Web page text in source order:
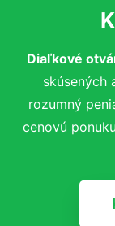
Diaľkové
skúsených
rozumný
cenovú